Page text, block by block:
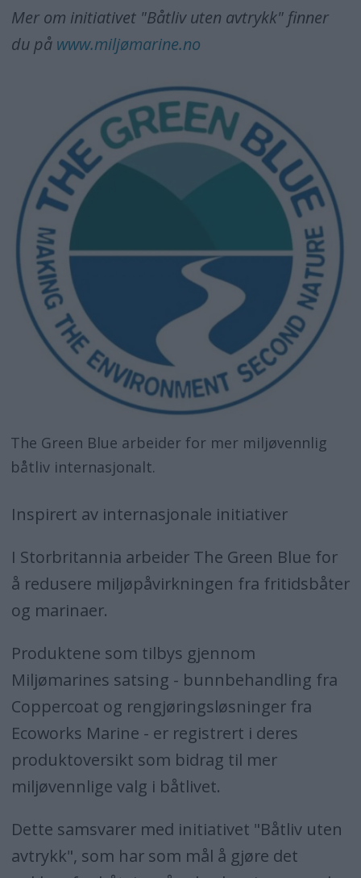
Mer om initiativet "Båtliv uten avtrykk" finner
du på www.miljømarine.no
The Green Blue arbeider for mer miljøvennlig
båtliv internasjonalt.
Inspirert av internasjonale initiativer
I Storbritannia arbeider The Green Blue for
å redusere miljøpåvirkningen fra fritidsbåter
og marinaer.
Produktene som tilbys gjennom
Miljømarines satsing - bunnbehandling fra
Coppercoat og rengjøringsløsninger fra
Ecoworks Marine - er registrert i deres
produktoversikt som bidrag til mer
miljøvennlige valg i båtlivet.
Dette samsvarer med initiativet "Båtliv uten
avtrykk", som har som mål å gjøre det